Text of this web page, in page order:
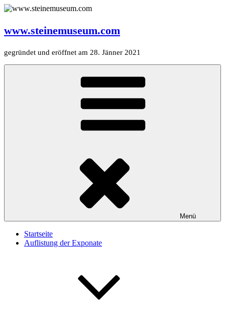
Zum
www.steinemuseum.com
gegründet und eröffnet am 28. Jänner 2021
Menü
Startseite
Auflistung der Exponate